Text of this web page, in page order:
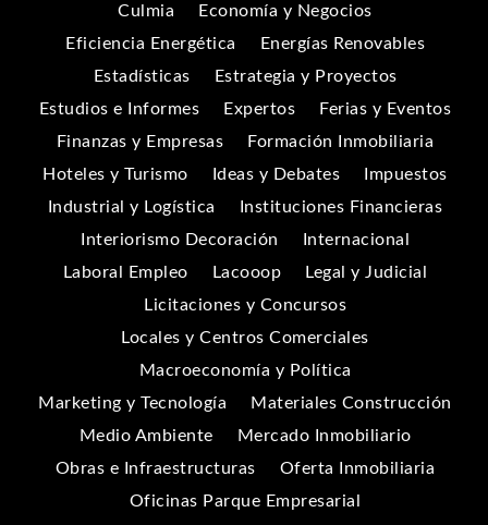
Culmia
Economía y Negocios
Eficiencia Energética
Energías Renovables
Estadísticas
Estrategia y Proyectos
Estudios e Informes
Expertos
Ferias y Eventos
Finanzas y Empresas
Formación Inmobiliaria
Hoteles y Turismo
Ideas y Debates
Impuestos
Industrial y Logística
Instituciones Financieras
Interiorismo Decoración
Internacional
Laboral Empleo
Lacooop
Legal y Judicial
Licitaciones y Concursos
Locales y Centros Comerciales
Macroeconomía y Política
Marketing y Tecnología
Materiales Construcción
Medio Ambiente
Mercado Inmobiliario
Obras e Infraestructuras
Oferta Inmobiliaria
Oficinas Parque Empresarial